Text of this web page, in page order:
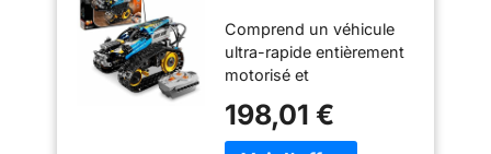
Jouet de Voiture de
Course RC et
Cadeau pour
Enfants de 9 Ans et
+
Comprend un véhicule
ultra-rapide entièrement
motorisé et
chenilles et de grands
pignons arrière pour une
198,01 €